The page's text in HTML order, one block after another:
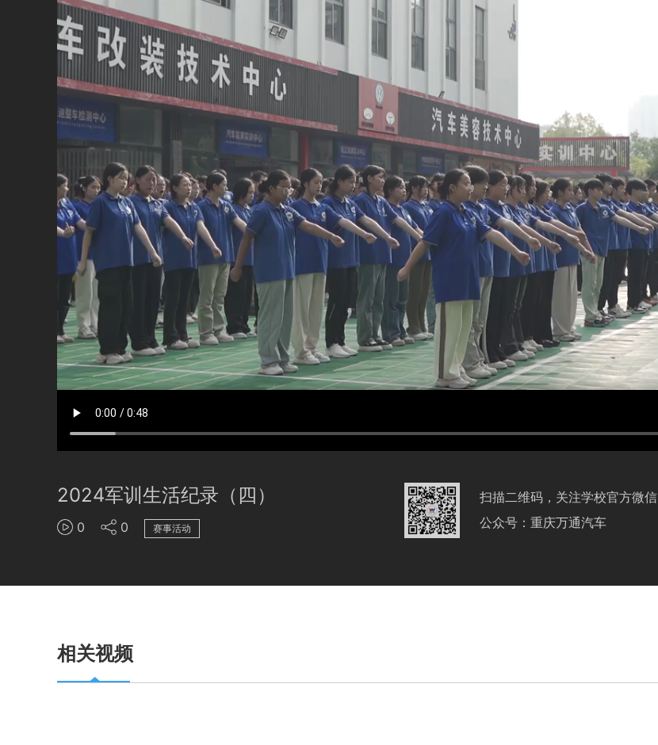
2024军训生活纪录（四）
0 0 赛事活动
扫描二维码，关注学校官方微信
公众号：重庆万通汽车
相关视频